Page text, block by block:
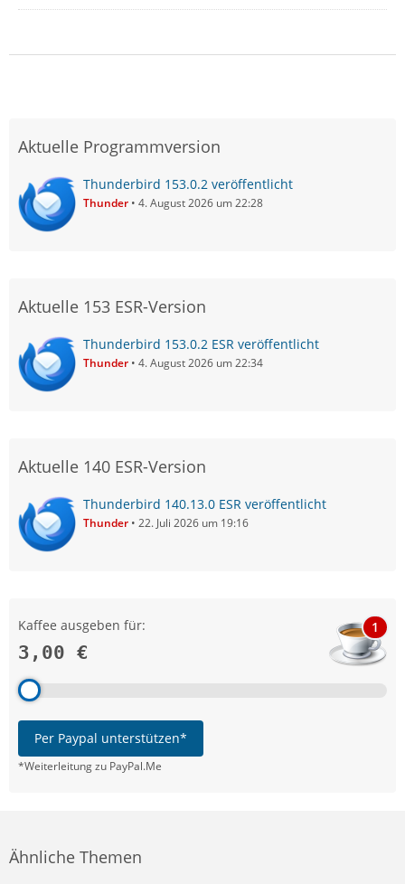
Aktuelle Programmversion
Thunderbird 153.0.2 veröffentlicht
Thunder 4. August 2026 um 22:28
Aktuelle 153 ESR-Version
Thunderbird 153.0.2 ESR veröffentlicht
Thunder 4. August 2026 um 22:34
Aktuelle 140 ESR-Version
Thunderbird 140.13.0 ESR veröffentlicht
Thunder 22. Juli 2026 um 19:16
Kaffee ausgeben für:
3,00 €
1
Per Paypal unterstützen*
*Weiterleitung zu PayPal.Me
Ähnliche Themen